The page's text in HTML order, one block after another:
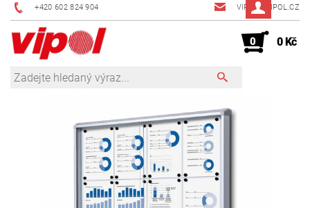
+420 602 824 904 VIPOL@VIPOL.CZ
0 0 Kč